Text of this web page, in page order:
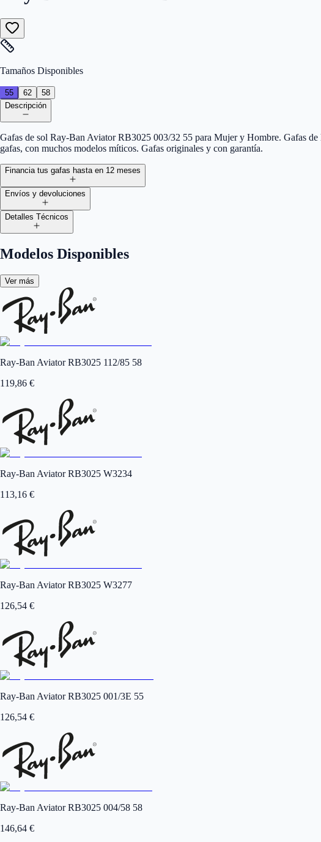
Tamaños Disponibles
55 62
58
Descripción
Gafas de sol Ray-Ban Aviator RB3025 003/32 55 para Mujer y Hombre. Gafas
gafas, con muchos modelos míticos. Gafas originales y con garantía.
Financia tus gafas hasta en 12 meses
Envíos y devoluciones
Detalles Técnicos
Modelos Disponibles
Ver más
Ray-Ban Aviator RB3025 112/85 58
119,86 €
Ray-Ban Aviator RB3025 W3234
113,16 €
Ray-Ban Aviator RB3025 W3277
126,54 €
Ray-Ban Aviator RB3025 001/3E 55
126,54 €
Ray-Ban Aviator RB3025 004/58 58
146,64 €